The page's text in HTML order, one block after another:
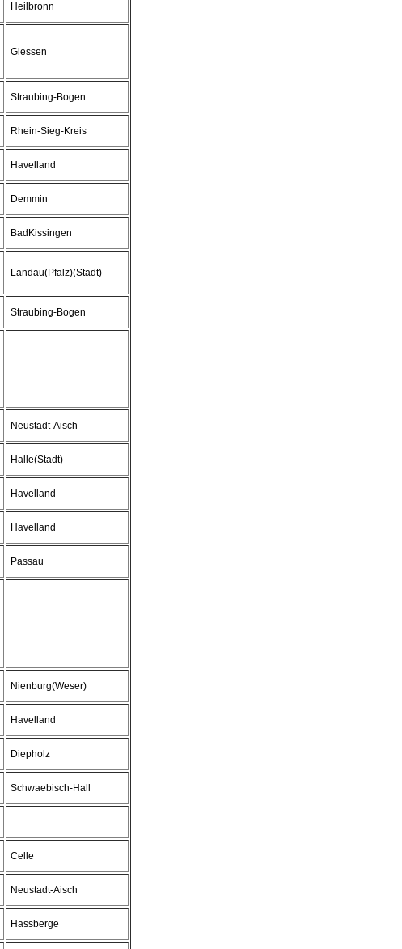
Heilbronn
Giessen
Straubing-Bogen
Rhein-Sieg-Kreis
Havelland
Demmin
BadKissingen
Landau(Pfalz)(Stadt)
Straubing-Bogen
Neustadt-Aisch
Halle(Stadt)
Havelland
Havelland
Passau
Nienburg(Weser)
Havelland
Diepholz
Schwaebisch-Hall
Celle
Neustadt-Aisch
Hassberge